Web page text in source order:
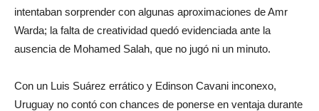
intentaban sorprender con algunas aproximaciones de Amr
Warda; la falta de creatividad quedó evidenciada ante la
ausencia de Mohamed Salah, que no jugó ni un minuto.
Con un Luis Suárez errático y Edinson Cavani inconexo,
Uruguay no contó con chances de ponerse en ventaja durante